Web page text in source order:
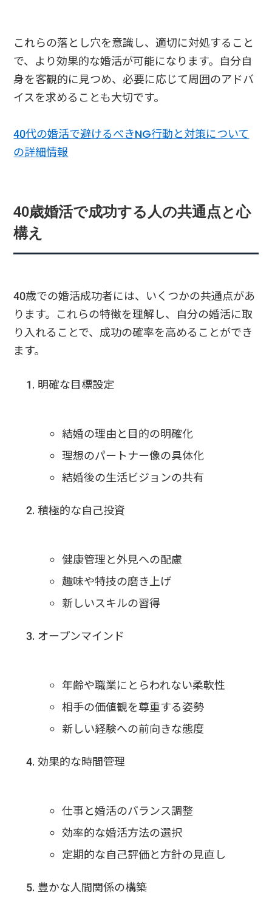
これらの落とし穴を意識し、適切に対処すること
で、より効果的な婚活が可能になります。自分自
身を客観的に見つめ、必要に応じて周囲のアドバ
イスを求めることも大切です。
40代の婚活で避けるべきNG行動と対策について
の詳細情報
40歳婚活で成功する人の共通点と心
構え
40歳での婚活成功者には、いくつかの共通点があ
ります。これらの特徴を理解し、自分の婚活に取
り入れることで、成功の確率を高めることができ
ます。
明確な目標設定
結婚の理由と目的の明確化
理想のパートナー像の具体化
結婚後の生活ビジョンの共有
積極的な自己投資
健康管理と外見への配慮
趣味や特技の磨き上げ
新しいスキルの習得
オープンマインド
年齢や職業にとらわれない柔軟性
相手の価値観を尊重する姿勢
新しい経験への前向きな態度
効果的な時間管理
仕事と婚活のバランス調整
効率的な婚活方法の選択
定期的な自己評価と方針の見直し
豊かな人間関係の構築